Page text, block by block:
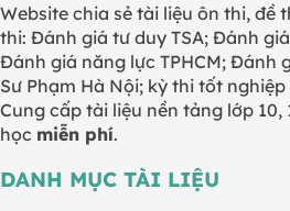
Website chia sẻ tài liệu ôn thi, đề
thi: Đánh giá tư duy TSA; Đánh
Đánh giá năng lực TPHCM; Đánh
Sư Phạm Hà Nội; kỳ thi tốt nghiệp
Cung cấp tài liệu nền tảng lớp 10,
học miễn phí.
DANH MỤC TÀI LIỆU